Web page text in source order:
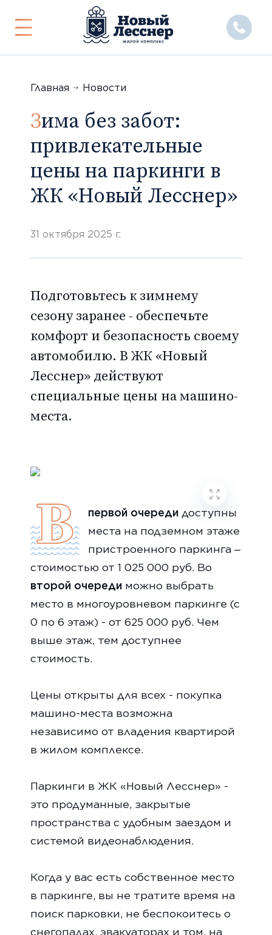
Показать
скрыть
Главная
Новости
Зима без забот:
привлекательные
цены на паркинги в
ЖК «Новый Лесснер»
31 октября 2025 г.
Подготовьтесь к зимнему
сезону заранее - обеспечьте
комфорт и безопасность своему
автомобилю. В ЖК «Новый
Лесснер» действуют
специальные цены на машино-
места.
В первой очередидоступны
места на подземном этаже
пристроенного паркинга –
стоимостью от 1 025 000 руб. Во
второй очередиможно выбрать
место в многоуровневом паркинге (с
0 по 6 этаж) - от 625 000 руб. Чем
выше этаж, тем доступнее
стоимость.
Цены открыты для всех - покупка
машино-места возможна
независимо от владения квартирой
в жилом комплексе.
Паркинги в ЖК «Новый Лесснер» -
это продуманные, закрытые
пространства с удобным заездом и
системой видеонаблюдения.
Когда у вас есть собственное место
в паркинге, вы не тратите время на
поиск парковки, не беспокоитесь о
снегопадах, эвакуаторах и том, на